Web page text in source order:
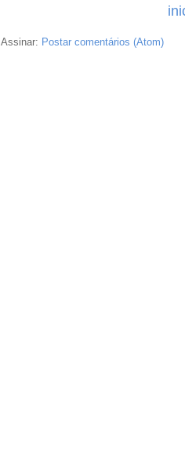
Assinar: Postar comentários (Atom)